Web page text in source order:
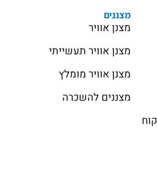
מצננים
מצנן אוויר
מצנן אוויר תעשייתי
מצנן אוויר מומלץ
מצננים להשכרה